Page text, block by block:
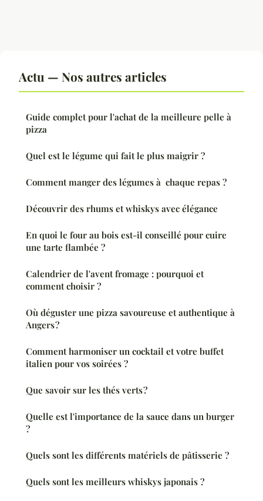
Actu — Nos autres articles
Guide complet pour l'achat de la meilleure pelle à
pizza
Quel est le légume qui fait le plus maigrir ?
Comment manger des légumes à chaque repas ?
Découvrir des rhums et whiskys avec élégance
En quoi le four au bois est-il conseillé pour cuire
une tarte flambée ?
Calendrier de l'avent fromage : pourquoi et
comment choisir ?
Où déguster une pizza savoureuse et authentique à
Angers ?
Comment harmoniser un cocktail et votre buffet
italien pour vos soirées ?
Que savoir sur les thés verts ?
Quelle est l'importance de la sauce dans un burger
?
Quels sont les différents matériels de pâtisserie ?
Quels sont les meilleurs whiskys japonais ?